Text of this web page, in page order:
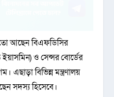
আছেন বিএফডিসির
ও সেন্সর বোর্ডের
এছাড়া বিভিন্ন মন্ত্রণালয়
সদস্য হিসেবে।